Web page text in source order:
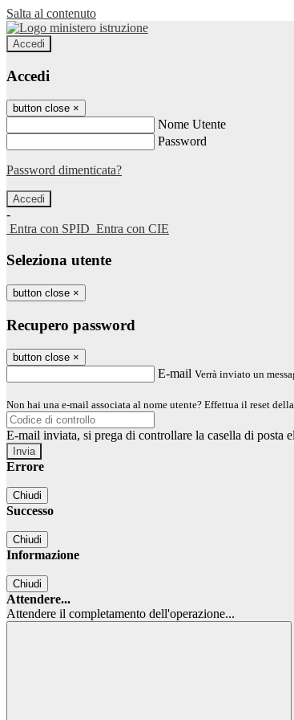
Salta al contenuto
Accedi
Accedi
button close ×
Nome Utente
Password
Password dimenticata?
-
Entra con SPID Entra con CIE
Seleziona utente
button close ×
Recupero password
button close ×
E-mail Verrà inviato un
Non hai una e-mail associata al nome utente? Effettua il reset
E-mail inviata, si prega di controllare la casella di posta
Errore
Chiudi
Successo
Chiudi
Informazione
Chiudi
Attendere...
Attendere il completamento dell'operazione...